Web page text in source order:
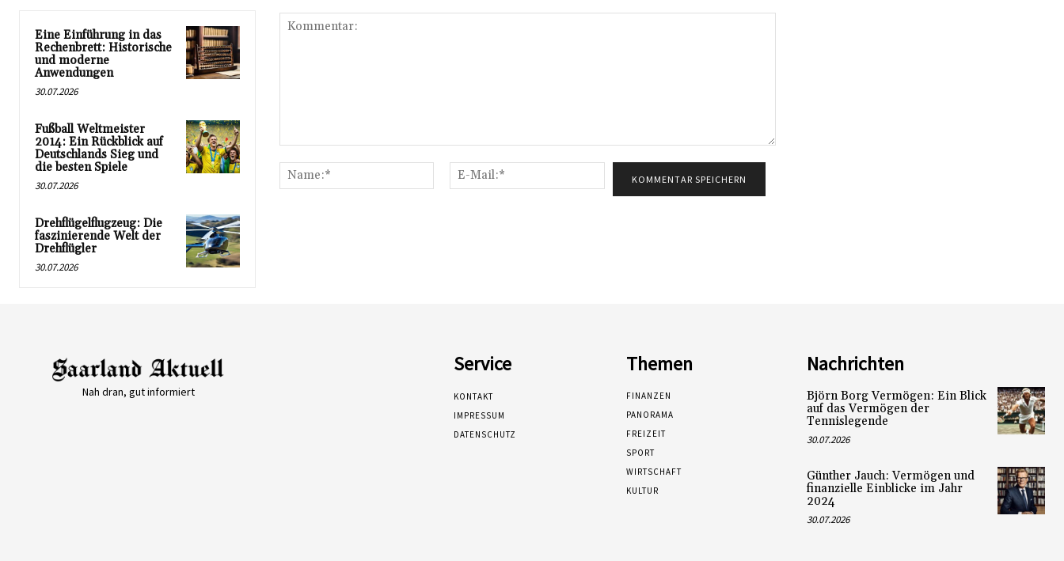
Eine Einführung in das
Rechenbrett: Historische
und moderne
Anwendungen
30.07.2026
Fußball Weltmeister
2014: Ein Rückblick auf
Deutschlands Sieg und
die besten Spiele
30.07.2026
Drehflügelflugzeug: Die
faszinierende Welt der
Drehflügler
30.07.2026
Name:*
Mail:*
Nah dran, gut informiert
Service
KONTAKT
IMPRESSUM
DATENSCHUTZ
Themen
FINANZEN
PANORAMA
FREIZEIT
SPORT
WIRTSCHAFT
KULTUR
Nachrichten
Björn Borg Vermögen: Ein Blick
auf das Vermögen der
Tennislegende
30.07.2026
Günther Jauch: Vermögen und
finanzielle Einblicke im Jahr
2024
30.07.2026